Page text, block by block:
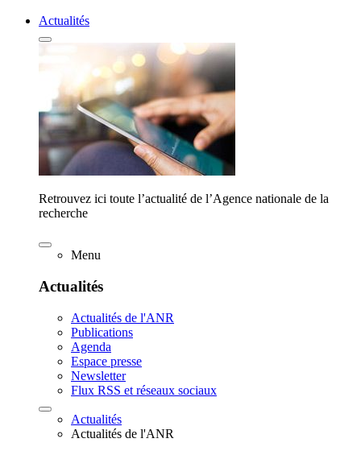
Actualités
Retrouvez ici toute l’actualité de l’Agence nationale de la
recherche
Menu
Actualités
Actualités de l'ANR
Publications
Agenda
Espace presse
Newsletter
Flux RSS et réseaux sociaux
Actualités
Actualités de l'ANR